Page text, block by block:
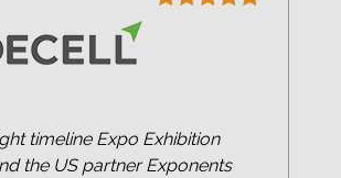
timeline Expo Exhibition
the US partner Exponents